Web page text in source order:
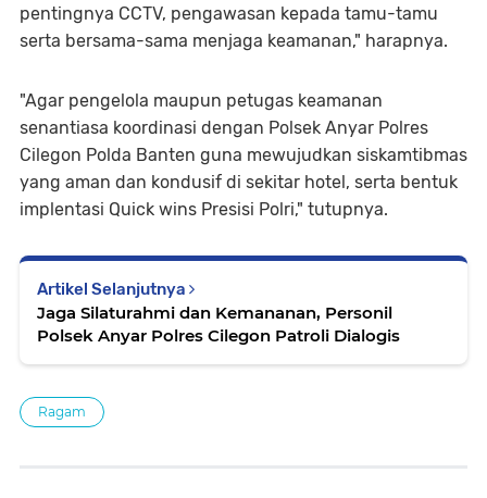
pentingnya CCTV, pengawasan kepada tamu-tamu
serta bersama-sama menjaga keamanan," harapnya.
"Agar pengelola maupun petugas keamanan
senantiasa koordinasi dengan Polsek Anyar Polres
Cilegon Polda Banten guna mewujudkan siskamtibmas
yang aman dan kondusif di sekitar hotel, serta bentuk
implentasi Quick wins Presisi Polri," tutupnya.
Artikel Selanjutnya
Jaga Silaturahmi dan Kemananan, Personil
Polsek Anyar Polres Cilegon Patroli Dialogis
Ragam